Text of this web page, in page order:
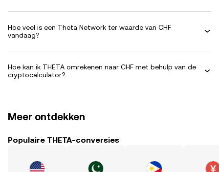
Hoe veel is een Theta Network ter waarde van CHF
vandaag?
Hoe kan ik THETA omrekenen naar CHF met behulp van de
cryptocalculator?
Meer ontdekken
Populaire THETA-conversies